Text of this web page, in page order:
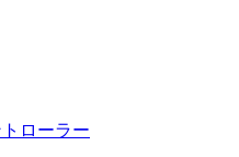
トローラー